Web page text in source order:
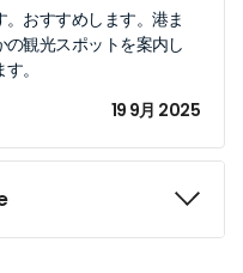
おすすめします。港ま
観光スポットを案内し
。
19 9月 2025